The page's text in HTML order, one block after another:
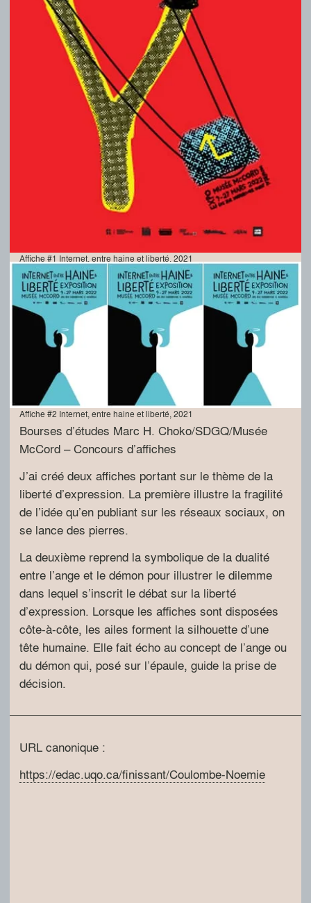
Affiche #1 Internet, entre haine et liberté, 2021
Affiche #2 Internet, entre haine et liberté, 2021
Bourses d’études Marc H. Choko/SDGQ/Musée
McCord – Concours d’affiches
J’ai créé deux affiches portant sur le thème de la
liberté d’expression. La première illustre la fragilité
de l’idée qu’en publiant sur les réseaux sociaux, on
se lance des pierres.
La deuxième reprend la symbolique de la dualité
entre l’ange et le démon pour illustrer le dilemme
dans lequel s’inscrit le débat sur la liberté
d’expression. Lorsque les affiches sont disposées
côte-à-côte, les ailes forment la silhouette d’une
tête humaine. Elle fait écho au concept de l’ange ou
du démon qui, posé sur l’épaule, guide la prise de
décision.
URL canonique :
https://edac.uqo.ca/finissant/Coulombe-Noemie